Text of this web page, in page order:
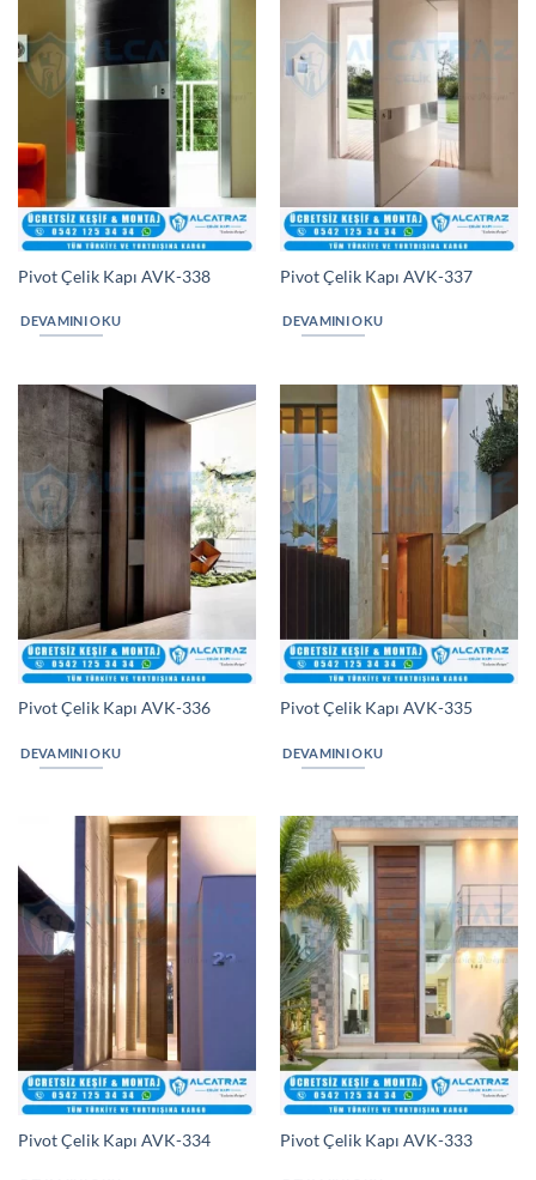
Pivot Çelik Kapı AVK-338
DEVAMINI OKU
Pivot Çelik Kapı AVK-337
DEVAMINI OKU
Pivot Çelik Kapı AVK-336
DEVAMINI OKU
Pivot Çelik Kapı AVK-335
DEVAMINI OKU
Pivot Çelik Kapı AVK-334 Pivot Çelik Kapı AVK-333